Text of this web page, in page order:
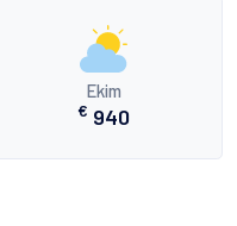
Ekim
€ 940